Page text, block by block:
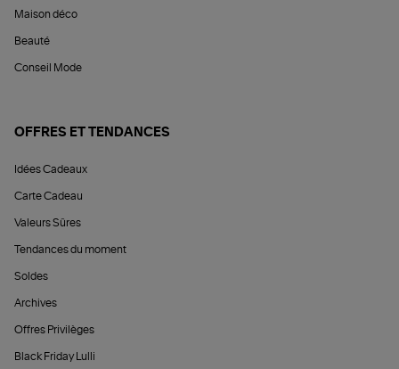
Maison déco
Beauté
Conseil Mode
OFFRES ET TENDANCES
Idées Cadeaux
Carte Cadeau
Valeurs Sûres
Tendances du moment
Soldes
Archives
Offres Privilèges
Black Friday Lulli